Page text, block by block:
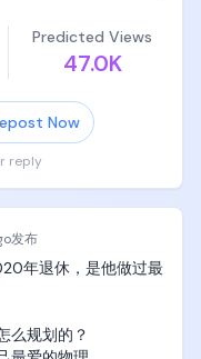
目风格的快节奏游
声、起跳蜂鸣器、滑
动声、浮块入水声、
、水滴声、入水声，
战者说自然清晰的日
出声，台词与口型同
低，不盖过人声，不
。混用ENG摄像机、
度摄像机、长焦画
转动方向的构图。
Predicted Views
47.0K
Now
reply
发布
年退休，是他做过最
么规划的？